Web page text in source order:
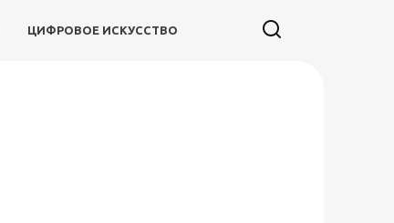
ЦИФРОВОЕ ИСКУССТВО